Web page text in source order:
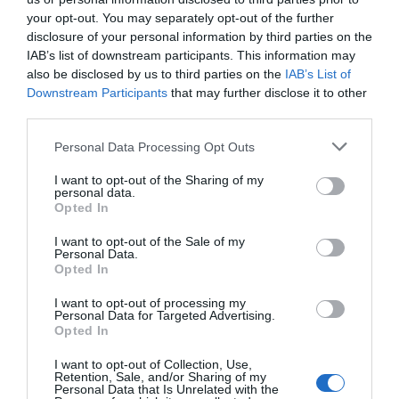
your opt-out. You may separately opt-out of the further
disclosure of your personal information by third parties on the
IAB’s list of downstream participants. This information may
also be disclosed by us to third parties on the IAB’s List of
Downstream Participants that may further disclose it to other
Personal Data Processing Opt Outs
I want to opt-out of the Sharing of my
personal data.
Opted In
I want to opt-out of the Sale of my
Personal Data.
Opted In
I want to opt-out of processing my
Personal Data for Targeted Advertising.
Opted In
I want to opt-out of Collection, Use,
Retention, Sale, and/or Sharing of my
Personal Data that Is Unrelated with the
Les « Urbanloop » : Des capsules autonomes
révolutionnaires prêtes à conquérir les villes
ARTICLES EN LIEN
Alexandre
[Vidéo] Cette maman rend le rêve de sa
fille réalité à un moment inattendu